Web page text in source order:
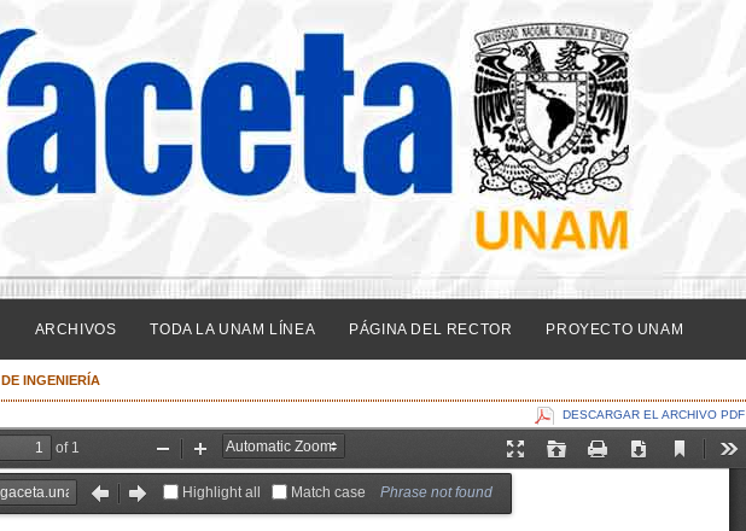
ARCHIVOS TODA LA UNAM LÍNEA PÁGINA DEL RECTOR PROYECTO UNAM
DE INGENIERÍA
DESCARGAR EL ARCHIVO PDF